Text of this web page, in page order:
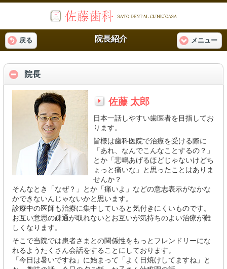
戻る 院長紹介 メニュー
院長
佐藤 太郎
日本一話しやすい歯医者を目指してお
ります。
皆様は歯科医院で治療を受ける際に
「あれ、なんでこんなことするの？」
とか「悲鳴あげるほどじゃないけどち
ょっと痛いな」と思ったことはありま
せんか？
そんなとき「なぜ？」とか「痛いよ」などの意志表示がなかな
かできないんじゃないかと思います。
診療中の医師も治療に集中していると気付きにくいものです。
お互い意思の疎通が取れないとお互いが気持ちのよい治療が難
しくなります。
そこで当院では患者さまとの関係性をもっとフレンドリーにな
れるようたくさん会話をすることにしております。
「今日は暑いですね」に始まって「よく日焼けしてますね」と